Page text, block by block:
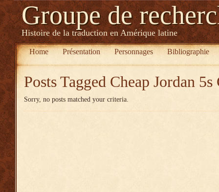
Groupe de
Histoire de la traduction en Amérique latine
Home Présentation Personnages Bibliographie
Posts Tagged Cheap Jordan 5s
Sorry, no posts matched your criteria.